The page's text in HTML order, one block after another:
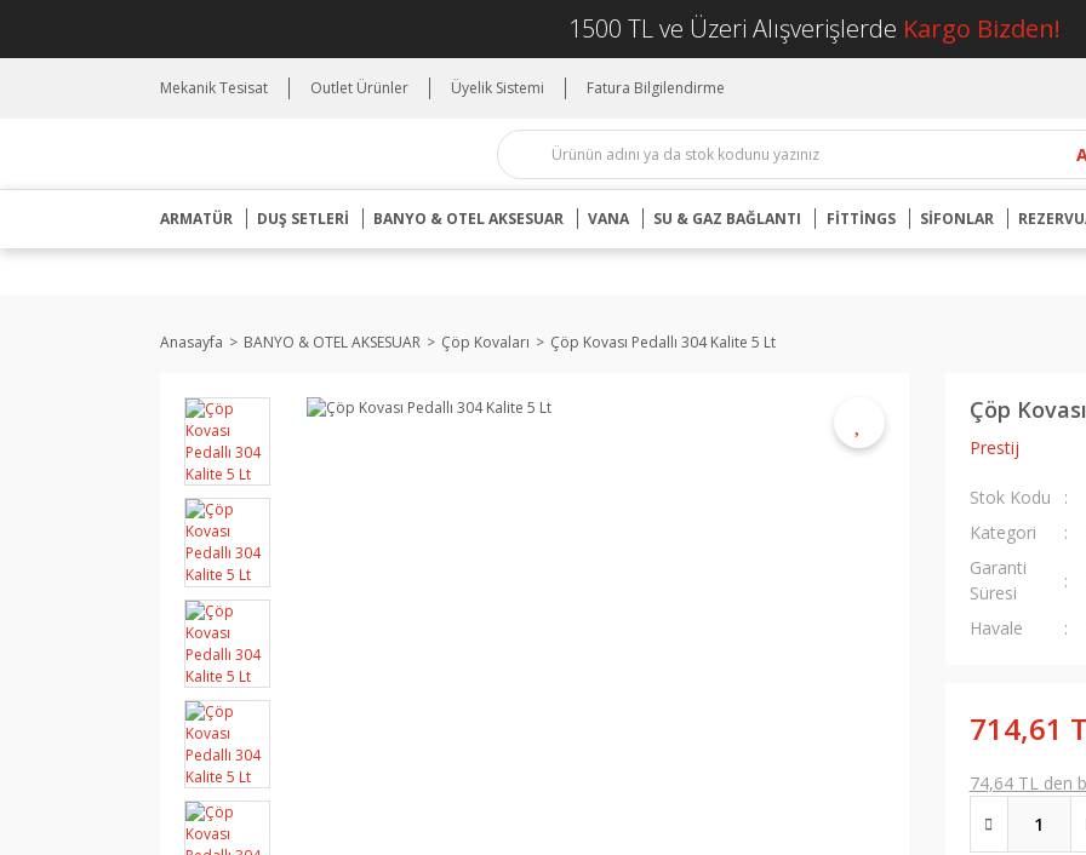
1500 TL ve Üzeri Alışverişlerde Kargo Bizden!
Mekanik Tesisat Outlet Ürünler Üyelik Sistemi Fatura Bilgilendirme
ARMATÜR DUŞ SETLERİ BANYO & OTEL AKSESUAR VANA SU & GAZ BAĞLANTI FİTTİNGS SİFONLAR
Anasayfa BANYO & OTEL AKSESUAR Çöp Kovaları Çöp Kovası Pedallı 304 Kalite 5 Lt
Çöp
Prestij
Stok Kodu
Kategori
Garanti
Süresi
Havale
714,61
74,64 TL den